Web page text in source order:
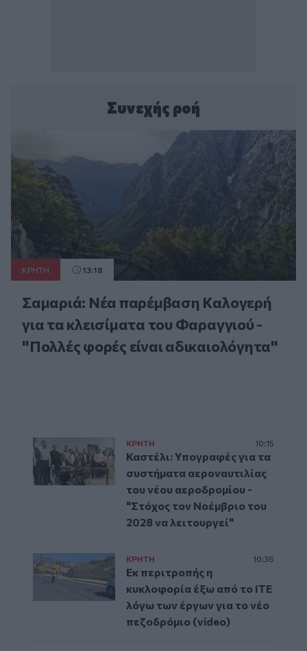
Συνεχής ροή
ΚΡΗΤΗ 13:18
Σαμαριά: Νέα παρέμβαση Καλογερή
για τα κλεισίματα του Φαραγγιού -
"Πολλές φορές είναι αδικαιολόγητα"
ΚΡΗΤΗ 10:15
Καστέλι: Υπογραφές για τα
συστήματα αεροναυτιλίας
του νέου αεροδρομίου -
"Στόχος τον Νοέμβριο του
2028 να λειτουργεί"
ΚΡΗΤΗ 10:36
Εκ περιτροπής η
κυκλοφορία έξω από το ΙΤΕ
λόγω των έργων για το νέο
πεζοδρόμιο (video)